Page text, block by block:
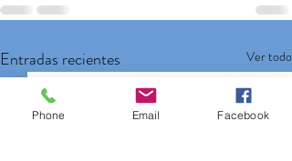
Entradas recientes Ver todo
Phone Email Facebook